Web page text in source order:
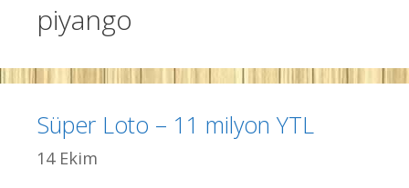
piyango
Süper Loto – 11 milyon YTL
14 Ekim